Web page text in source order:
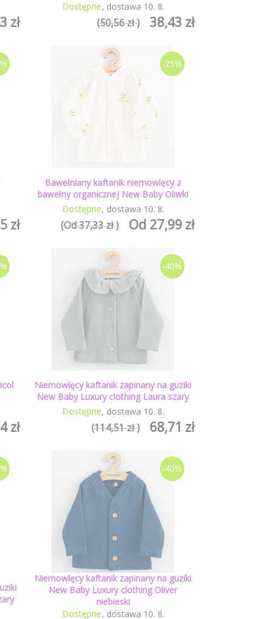
zł
Dostępne dostawa 10. 8.
38,43 zł
(50,56 zł )
zł
-25%
Bawełniany kaftanik niemowlęcy z
bawełny organicznej New Baby Oliwki
Dostępne dostawa 10. 8.
Od 27,99 zł
(Od 37,33 zł )
zł
-40%
Niemowlęcy kaftanik zapinany na guziki
New Baby Luxury clothing Laura szary
Dostępne dostawa 10. 8.
68,71 zł
(114,51 zł )
-40%
Niemowlęcy kaftanik zapinany na guziki
New Baby Luxury clothing Oliver
niebieski
Dostępne dostawa 10. 8.